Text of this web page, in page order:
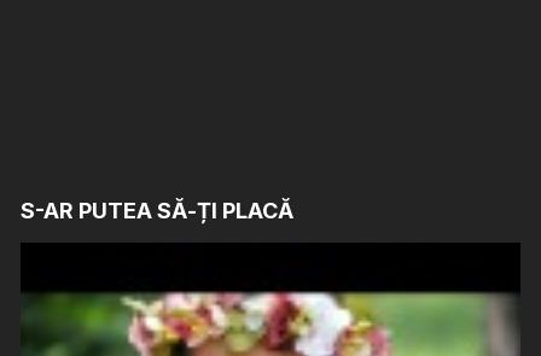
S-AR PUTEA SĂ-ȚI PLACĂ